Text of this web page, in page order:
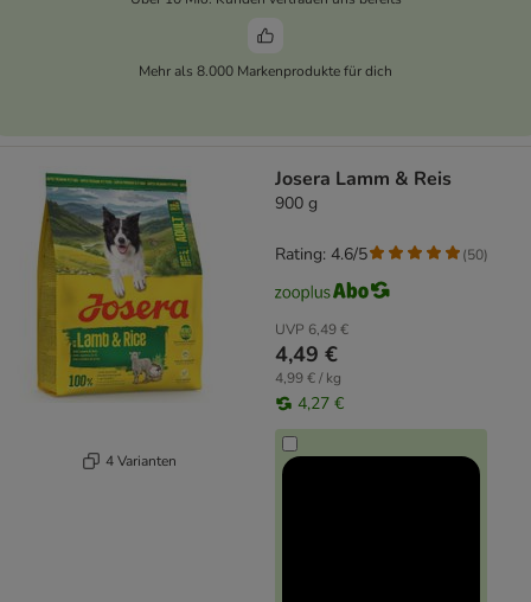
Mehr als 8.000 Markenprodukte für dich
4 Varianten
Josera Lamm & Reis
900 g
UVP 6,49 €
4,49 €
4,99 € / kg
4,27 €
Rating: 4.6/5 (50)